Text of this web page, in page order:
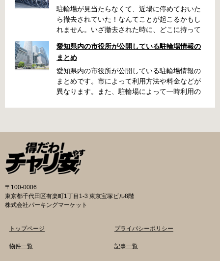
駐輪場が見当たらなくて、近場に停めておいた
ら撤去されていた！なんてことが起こるかもし
れません。いざ撤去された時に、どこに持って
名古屋周辺で自転車が撤去された時に知ってお
くと便利な情報をまとめました。 一宮市で撤去
された場合 一宮市役所 一宮駅・自転車一時保管
所 住所 一宮市栄4丁目6-11 電話 0586-71-7100
最寄駅 JR東海道本線尾張一宮駅より 徒歩4分 返
千種区吹上1丁目(若宮大通内) 電話 052-731-
8544 最寄駅 市バス「千早」下車、花田公園北
名古屋高速高架下より 徒歩2分 返還の際に必要
な書類 返還料 3,500円 自転車の鍵 身分証明証
印鑑 名古屋市HPはこちら 豊田市で撤去された
市朝日ケ丘6丁目74 電話 0565-34-5200 最寄駅
愛知環状鉄道線新上挙母駅より 徒歩15分 返還
放置自転車等引取通知書（郵送されている場
合 豊橋第一次保管所 住所 豊橋市駅前大通1丁目
愛知県内の市役所が公開している駐輪場情報の
まとめ
愛知県内の市役所が公開している駐輪場情報の
まとめです。市によって利用方法や料金などが
異なります。また、駐輪場によって一時利用の
の自転車駐輪場 利用方法 利用登録申請書の提出
詳しくは直接管理事務所へお尋ねください。 利
用料金 登録手数料 不要です。 定期利用料金 一
般：2,500円／月 大学生等：1,700円／月 高校
生以下：1,500円／月 一部の方は全額免除とな
障害者手帳をお持ちの方…等） 詳しくは、市役
所にお問い合わせください。 一時利用料金 1日
はこちら 一宮市の自転車駐輪場 利用方法 利用
尋ねください。 利用登録申請書の提出 事前に利
〒100-0006
東京都千代田区有楽町1丁目1-3 東京宝塚ビル8階
株式会社パーキングマーケット
トップページ
物件一覧
プライバシーポリシー
記事一覧